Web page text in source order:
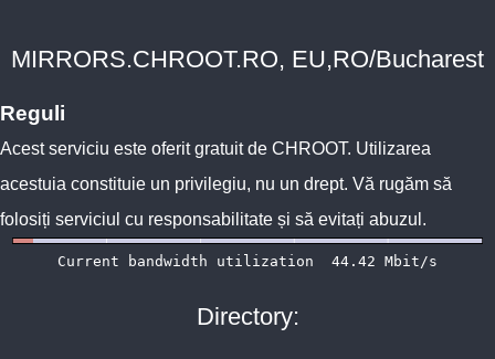
MIRRORS.CHROOT.RO, EU,RO/Bucharest
Reguli
Acest serviciu este oferit gratuit de CHROOT. Utilizarea
acestuia constituie un privilegiu, nu un drept. Vă rugăm să
folosiți serviciul cu responsabilitate și să evitați abuzul.
Directory: